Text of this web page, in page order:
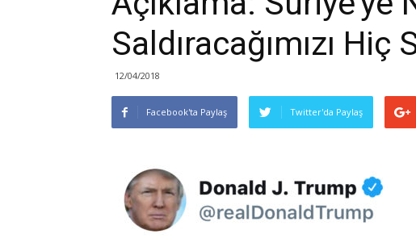
Saldıracağımızı
12/04/2018
Facebook'ta Paylaş Twitter'da Paylaş